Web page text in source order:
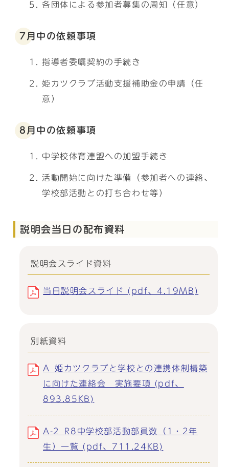
各団体による参加者募集の周知（任意）
7月中の依頼事項
指導者委嘱契約の手続き
姫カツクラブ活動支援補助金の申請（任
意）
8月中の依頼事項
中学校体育連盟への加盟手続き
活動開始に向けた準備（参加者への連絡、
学校部活動との打ち合わせ等）
説明会当日の配布資料
説明会スライド資料
当日説明会スライド (pdf、4.19MB)
別紙資料
A_姫カツクラブと学校との連携体制構築
に向けた連絡会 実施要項 (pdf、
893.85KB)
A-2_R8中学校部活動部員数（1・2年
生）一覧 (pdf、711.24KB)